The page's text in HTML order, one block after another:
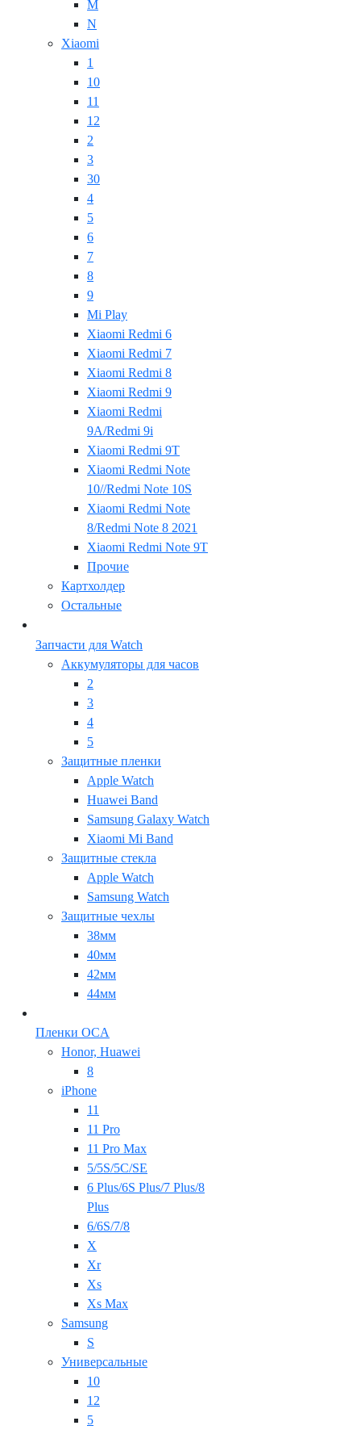
M
N
Xiaomi
1
10
11
12
2
3
30
4
5
6
7
8
9
Mi Play
Xiaomi Redmi 6
Xiaomi Redmi 7
Xiaomi Redmi 8
Xiaomi Redmi 9
Xiaomi Redmi
9A/Redmi 9i
Xiaomi Redmi 9T
Xiaomi Redmi Note
10//Redmi Note 10S
Xiaomi Redmi Note
8/Redmi Note 8 2021
Xiaomi Redmi Note 9T
Прочие
Картхолдер
Остальные
Запчасти для Watch
Аккумуляторы для часов
2
3
4
5
Защитные пленки
Apple Watch
Huawei Band
Samsung Galaxy Watch
Xiaomi Mi Band
Защитные стекла
Apple Watch
Samsung Watch
Защитные чехлы
38мм
40мм
42мм
44мм
Пленки OCA
Honor, Huawei
8
iPhone
11
11 Pro
11 Pro Max
5/5S/5C/SE
6 Plus/6S Plus/7 Plus/8
Plus
6/6S/7/8
X
Xr
Xs
Xs Max
Samsung
S
Универсальные
10
12
5